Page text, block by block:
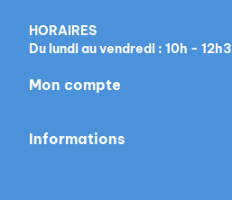
HORAIRES
Du lundi au vendredi : 10h -
Mon compte
Informations